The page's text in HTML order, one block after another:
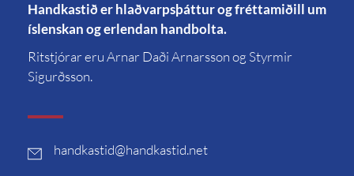
Handkastið er hlaðvarpsþáttur og fréttamiðill um
íslenskan og erlendan handbolta.
Ritstjórar eru Arnar Daði Arnarsson og Styrmir
Sigurðsson.
handkastid@handkastid.net